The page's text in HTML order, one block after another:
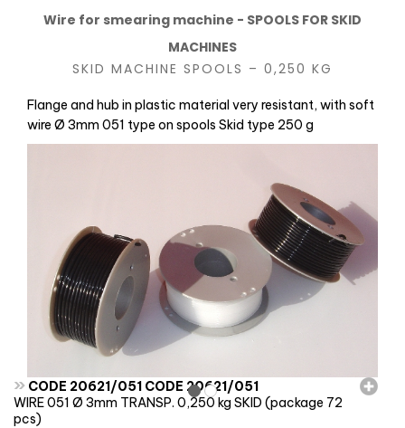
Wire for smearing machine - SPOOLS FOR SKID
MACHINES
SKID MACHINE SPOOLS – 0,250 KG
Flange and hub in plastic material very resistant, with soft
wire Ø 3mm 051 type on spools Skid type 250 g
» CODE 20621/051 CODE 20621/051
WIRE 051 Ø 3mm TRANSP. 0,250 kg SKID (package 72
pcs)